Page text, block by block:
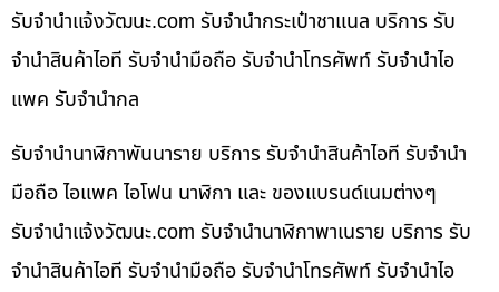
รับจํานําแจ้งวัฒนะ.com รับจำนำกระเป๋าชาแนล บริการ รับ
จำนำสินค้าไอที รับจำนำมือถือ รับจำนำโทรศัพท์ รับจำนำไอ
แพค รับจำนำกล
รับจำนำนาฬิกาพันนาราย บริการ รับจำนำสินค้าไอที รับจำนำ
มือถือ ไอแพค ไอโฟน นาฬิกา และ ของแบรนด์เนมต่างๆ
รับจํานําแจ้งวัฒนะ.com รับจำนำนาฬิกาพาเนราย บริการ รับ
จำนำสินค้าไอที รับจำนำมือถือ รับจำนำโทรศัพท์ รับจำนำไอ